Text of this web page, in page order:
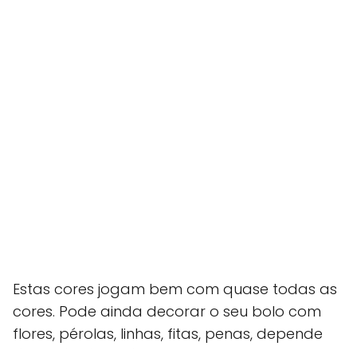
Estas cores jogam bem com quase todas as
cores. Pode ainda decorar o seu bolo com
flores, pérolas, linhas, fitas, penas, depende